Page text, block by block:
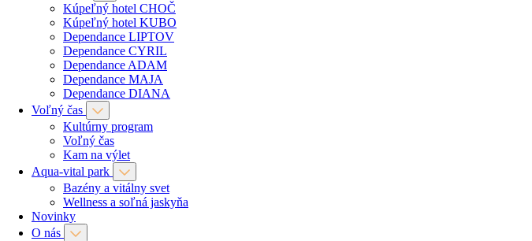
Kúpeľný hotel CHOČ
Kúpeľný hotel KUBO
Dependance LIPTOV
Dependance CYRIL
Dependance ADAM
Dependance MAJA
Dependance DIANA
Voľný čas
Kultúrny program
Voľný čas
Kam na výlet
Aqua-vital park
Bazény a vitálny svet
Wellness a soľná jaskyňa
Novinky
O nás